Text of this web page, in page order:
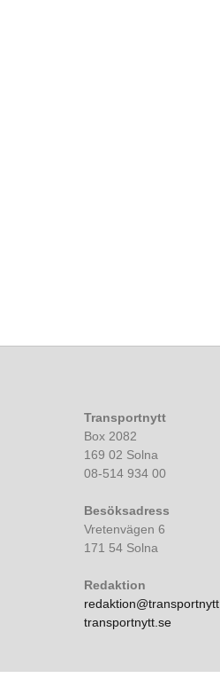
Transportnytt
Box 2082
169 02 Solna
08-514 934 00
Besöksadress
Vretenvägen 6
171 54 Solna
Redaktion
transportnytt.se